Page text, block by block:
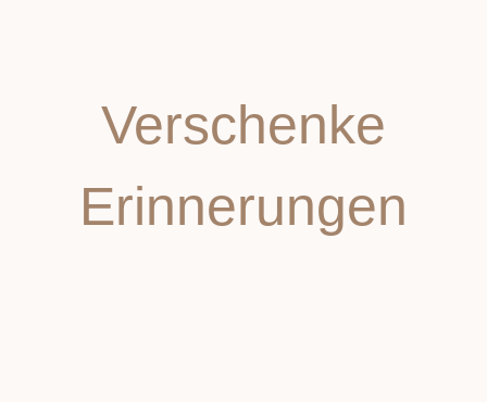
Verschenke
Erinnerungen